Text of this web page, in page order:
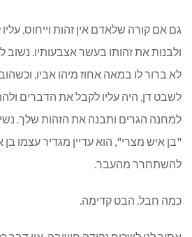
גם אם קורה שלאדם אין זהות וייחוס,
ולבנות את זהותו בעשר אצבעותיו. נשוב
לא ברור לו במאה אחוז מיהו אביו,
לשבט דן, היה עליו לקבל את הדברים
למחנה הגרים ותבנה את הזהות שלך.
"בן איש מצרי", הוא עדיין מגדיר עצמו
להשתחרר מהעבר.
כמה חבל. הבט קדימה.